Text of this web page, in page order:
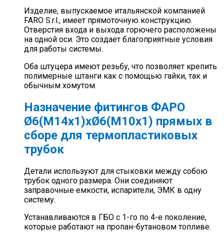
Изделие, выпускаемое итальянской компанией
FARO S.r.l., имеет прямоточную конструкцию.
Отверстия входа и выхода горючего расположены
на одной оси. Это создает благоприятные условия
для работы системы.
Оба штуцера имеют резьбу, что позволяет крепить
полимерные штанги как с помощью гайки, так и
обычным хомутом.
Назначение фитингов ФАРО
Ø6(M14x1)хØ6(M10х1) прямых в
сборе для термопластиковых
трубок
Детали используют для стыковки между собою
трубок одного размера. Они соединяют
заправочные емкости, испарители, ЭМК в одну
систему.
Устанавливаются в ГБО с 1-го по 4-е поколение,
которые работают на пропан-бутановом топливе.